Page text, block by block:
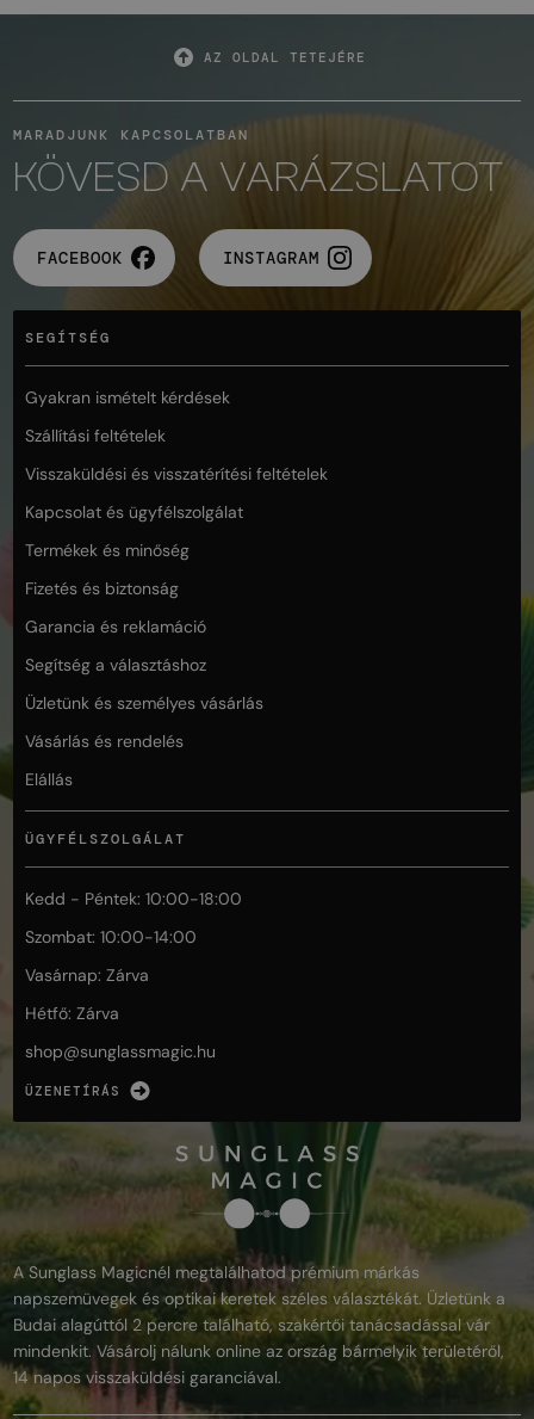
AZ OLDAL TETEJÉRE
MARADJUNK KAPCSOLATBAN
KÖVESD A VARÁZSLATOT
FACEBOOK INSTAGRAM
SEGÍTSÉG
Gyakran ismételt kérdések
Szállítási feltételek
Visszaküldési és visszatérítési feltételek
Kapcsolat és ügyfélszolgálat
Termékek és minőség
Fizetés és biztonság
Garancia és reklamáció
Segítség a választáshoz
Üzletünk és személyes vásárlás
Vásárlás és rendelés
Elállás
ÜGYFÉLSZOLGÁLAT
Kedd - Péntek: 10:00-18:00
Szombat: 10:00-14:00
Vasárnap: Zárva
Hétfő: Zárva
shop@sunglassmagic.hu
ÜZENETÍRÁS
A Sunglass Magicnél megtalálhatod prémium márkás
napszemüvegek és optikai keretek széles választékát. Üzletünk a
Budai alagúttól 2 percre található, szakértői tanácsadással vár
mindenkit. Vásárolj nálunk online az ország bármelyik területéről,
14 napos visszaküldési garanciával.